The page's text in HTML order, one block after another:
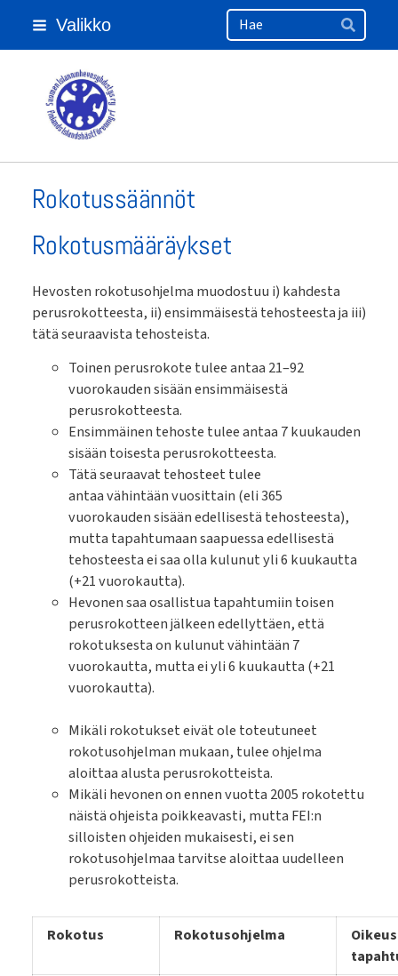
Siirry
Valikko Haku
Hae
Suomen Islanninhevosyhdistys ry
Rokotussäännöt
Rokotusmääräykset
Hevosten rokotusohjelma muodostuu i) kahdesta
perusrokotteesta, ii) ensimmäisestä tehosteesta ja iii)
tätä seuraavista tehosteista.
Toinen perusrokote tulee antaa 21–92
vuorokauden sisään ensimmäisestä
perusrokotteesta.
Ensimmäinen tehoste tulee antaa 7 kuukauden
sisään toisesta perusrokotteesta.
Tätä seuraavat tehosteet tulee
antaa vähintään vuosittain (eli 365
vuorokauden sisään edellisestä tehosteesta),
mutta tapahtumaan saapuessa edellisestä
tehosteesta ei saa olla kulunut yli 6 kuukautta
(+21 vuorokautta).
Hevonen saa osallistua tapahtumiin toisen
perusrokotteen jälkeen edellyttäen, että
rokotuksesta on kulunut vähintään 7
vuorokautta, mutta ei yli 6 kuukautta (+21
vuorokautta).
Mikäli rokotukset eivät ole toteutuneet
rokotusohjelman mukaan, tulee ohjelma
aloittaa alusta perusrokotteista.
Mikäli hevonen on ennen vuotta 2005 rokotettu
näistä ohjeista poikkeavasti, mutta FEI:n
silloisten ohjeiden mukaisesti, ei sen
rokotusohjelmaa tarvitse aloittaa uudelleen
perusrokotteista.
Rokotus Rokotusohjelma